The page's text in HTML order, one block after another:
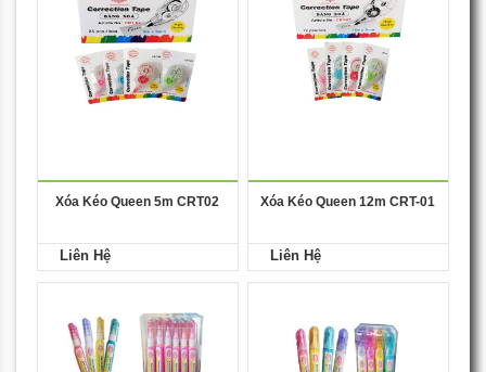
Xóa Kéo Queen 5m CRT02
Liên Hệ
Xóa Kéo Queen 12m CRT-01
Liên Hệ